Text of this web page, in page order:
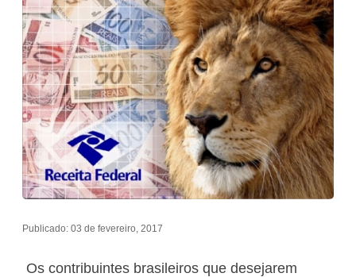
Publicado: 03 de fevereiro, 2017
Os contribuintes brasileiros que desejarem